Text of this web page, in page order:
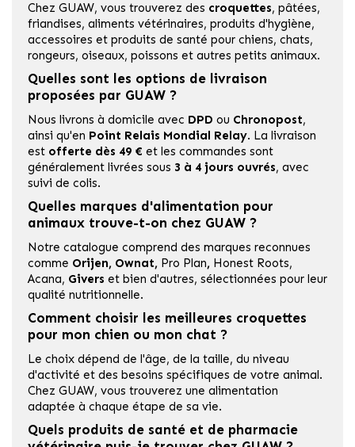
Chez GUAW, vous trouverez des croquettes, pâtées,
friandises, aliments vétérinaires, produits d'hygiène,
accessoires et produits de santé pour chiens, chats,
rongeurs, oiseaux, poissons et autres petits animaux.
Quelles sont les options de livraison
proposées par GUAW ?
Nous livrons à domicile avec DPD ou Chronopost,
ainsi qu'en Point Relais Mondial Relay. La livraison
est offerte dès 49 € et les commandes sont
généralement livrées sous 3 à 4 jours ouvrés, avec
suivi de colis.
Quelles marques d'alimentation pour
animaux trouve-t-on chez GUAW ?
Notre catalogue comprend des marques reconnues
comme Orijen, Ownat, Pro Plan, Honest Roots,
Acana, Givers et bien d'autres, sélectionnées pour leur
qualité nutritionnelle.
Comment choisir les meilleures croquettes
pour mon chien ou mon chat ?
Le choix dépend de l'âge, de la taille, du niveau
d'activité et des besoins spécifiques de votre animal.
Chez GUAW, vous trouverez une alimentation
adaptée à chaque étape de sa vie.
Quels produits de santé et de pharmacie